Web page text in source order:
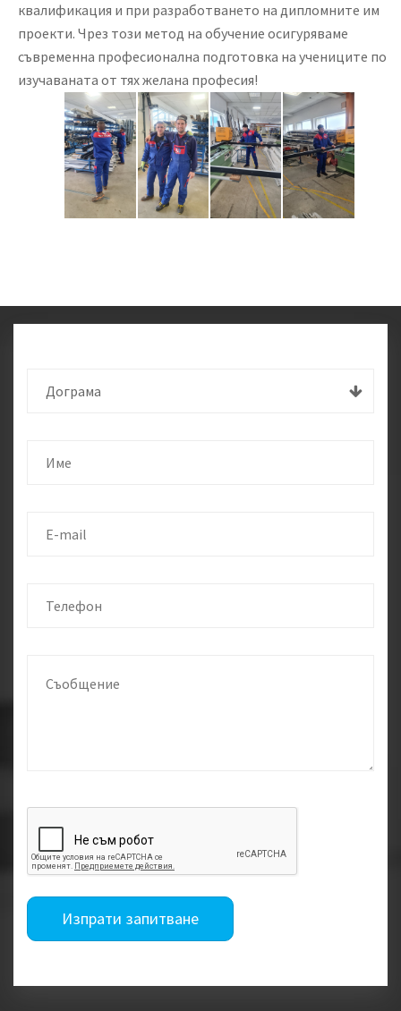
квалификация и при разработването на дипломните им
проекти. Чрез този метод на обучение осигуряваме
съвременна професионална подготовка на учениците по
изучаваната от тях желана професия!
Дограма
Изпрати запитване